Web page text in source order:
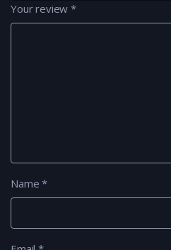
Your review*
Name*